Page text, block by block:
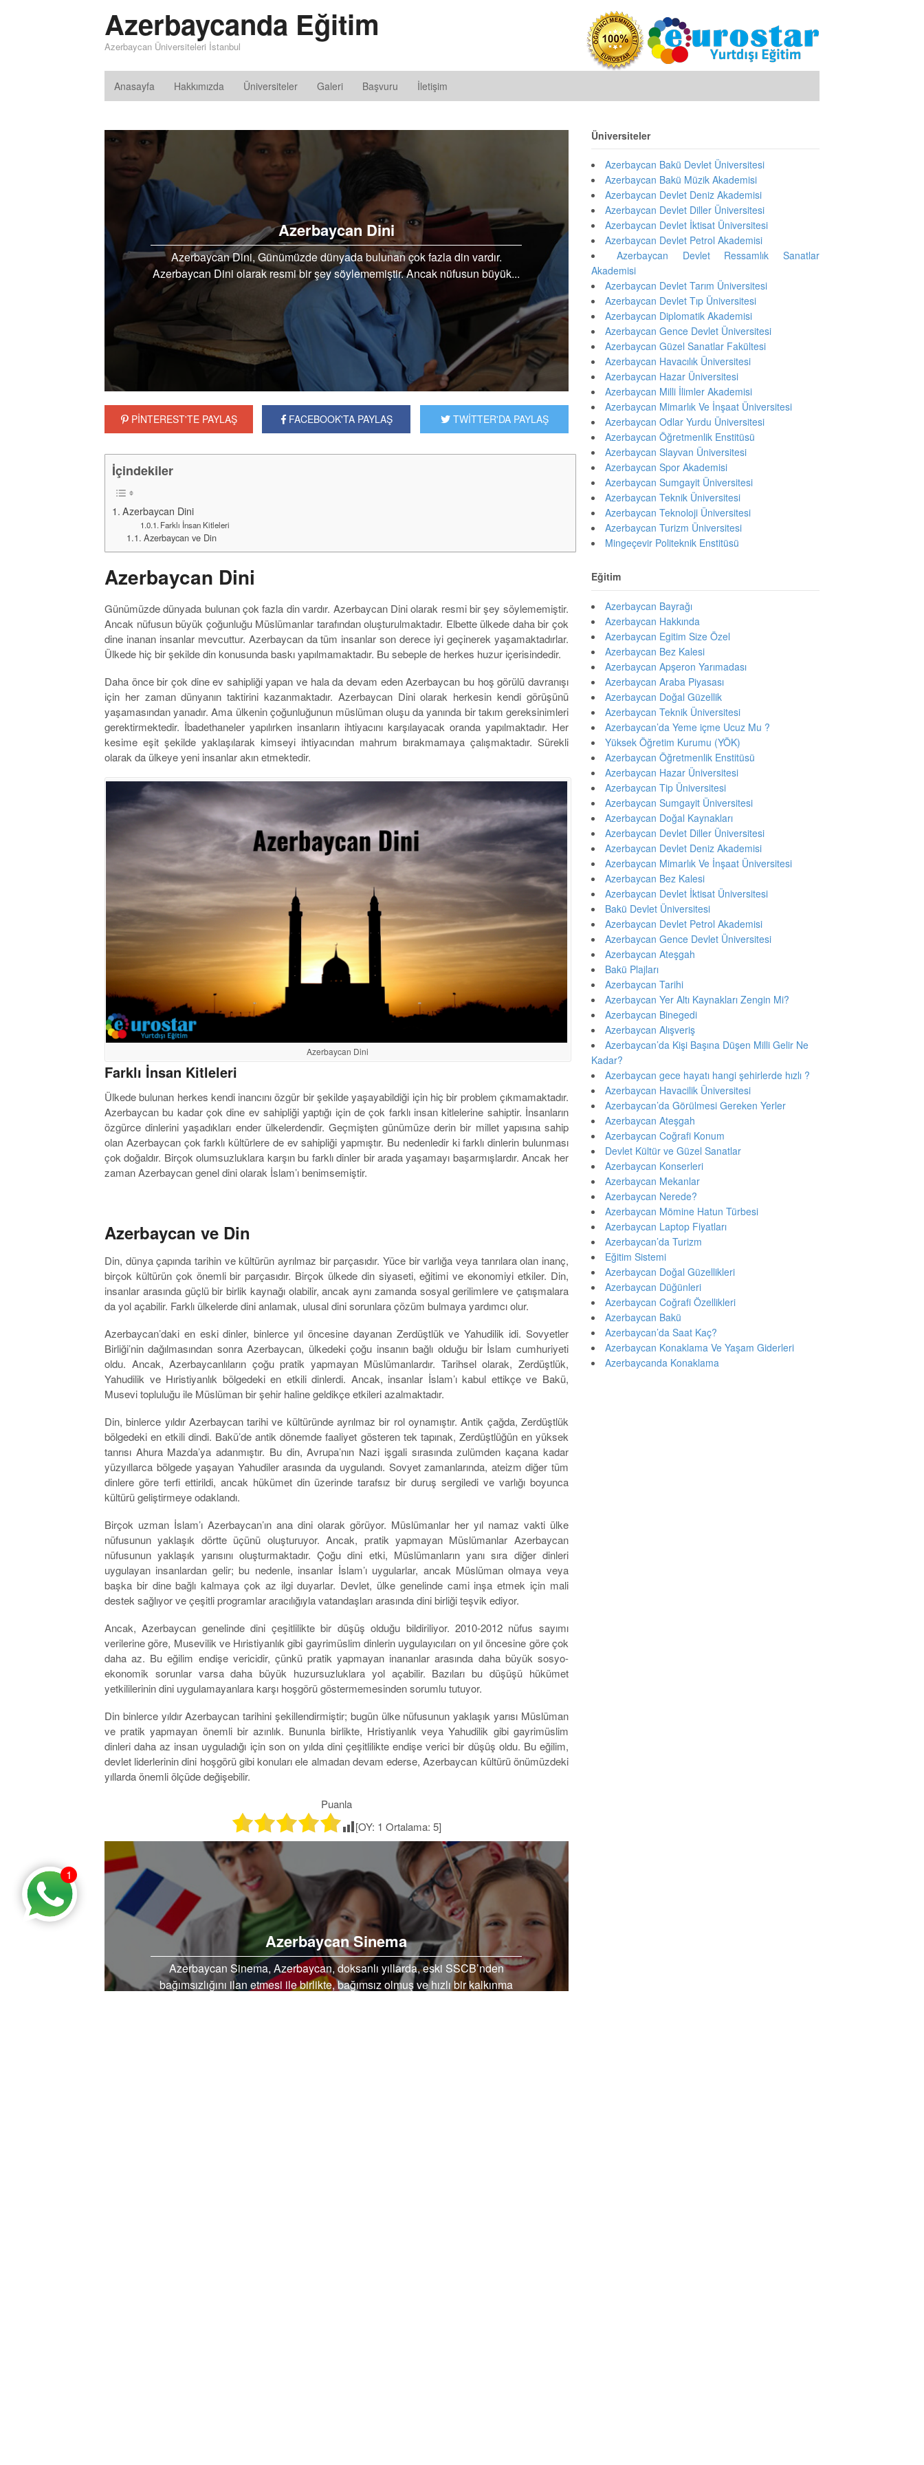
Azerbaycanda Eğitim
Azerbaycan Üniversiteleri İstanbul
Anasayfa Hakkımızda Üniversiteler Galeri Başvuru İletişim
Azerbaycan Dini
Azerbaycan Dini, Günümüzde dünyada bulunan çok fazla din vardır.
Azerbaycan Dini olarak resmi bir şey söylememiştir. Ancak nüfusun büyük...
PİNTEREST'TE PAYLAŞ FACEBOOK'TA PAYLAŞ TWİTTER'DA PAYLAŞ
İçindekiler
Azerbaycan Dini
Farklı İnsan Kitleleri
Azerbaycan ve Din
Azerbaycan Dini
Günümüzde dünyada bulunan çok fazla din vardır. Azerbaycan Dini olarak resmi bir şey söylememiştir.
Ancak nüfusun büyük çoğunluğu Müslümanlar tarafından oluşturulmaktadır. Elbette ülkede daha bir çok
dine inanan insanlar mevcuttur. Azerbaycan da tüm insanlar son derece iyi geçinerek yaşamaktadırlar.
Ülkede hiç bir şekilde din konusunda baskı yapılmamaktadır. Bu sebeple de herkes huzur içerisindedir.
Daha önce bir çok dine ev sahipliği yapan ve hala da devam eden Azerbaycan bu hoş görülü davranışı
için her zaman dünyanın taktirini kazanmaktadır. Azerbaycan Dini olarak herkesin kendi görüşünü
yaşamasından yanadır. Ama ülkenin çoğunluğunun müslüman oluşu da yanında bir takım gereksinimleri
gerektirmektedir. İbadethaneler yapılırken insanların ihtiyacını karşılayacak oranda yapılmaktadır. Her
kesime eşit şekilde yaklaşılarak kimseyi ihtiyacından mahrum bırakmamaya çalışmaktadır. Sürekli
olarak da ülkeye yeni insanlar akın etmektedir.
Azerbaycan Dini
Farklı İnsan Kitleleri
Ülkede bulunan herkes kendi inancını özgür bir şekilde yaşayabildiği için hiç bir problem çıkmamaktadır.
Azerbaycan bu kadar çok dine ev sahipliği yaptığı için de çok farklı insan kitlelerine sahiptir. İnsanların
özgürce dinlerini yaşadıkları ender ülkelerdendir. Geçmişten günümüze derin bir millet yapısına sahip
olan Azerbaycan çok farklı kültürlere de ev sahipliği yapmıştır. Bu nedenledir ki farklı dinlerin bulunması
çok doğaldır. Birçok olumsuzluklara karşın bu farklı dinler bir arada yaşamayı başarmışlardır. Ancak her
zaman Azerbaycan genel dini olarak İslam’ı benimsemiştir.
Azerbaycan ve Din
Din, dünya çapında tarihin ve kültürün ayrılmaz bir parçasıdır. Yüce bir varlığa veya tanrılara olan inanç,
birçok kültürün çok önemli bir parçasıdır. Birçok ülkede din siyaseti, eğitimi ve ekonomiyi etkiler. Din,
insanlar arasında güçlü bir birlik kaynağı olabilir, ancak aynı zamanda sosyal gerilimlere ve çatışmalara
da yol açabilir. Farklı ülkelerde dini anlamak, ulusal dini sorunlara çözüm bulmaya yardımcı olur.
Azerbaycan’daki en eski dinler, binlerce yıl öncesine dayanan Zerdüştlük ve Yahudilik idi. Sovyetler
Birliği’nin dağılmasından sonra Azerbaycan, ülkedeki çoğu insanın bağlı olduğu bir İslam cumhuriyeti
oldu. Ancak, Azerbaycanlıların çoğu pratik yapmayan Müslümanlardır. Tarihsel olarak, Zerdüştlük,
Yahudilik ve Hıristiyanlık bölgedeki en etkili dinlerdi. Ancak, insanlar İslam’ı kabul ettikçe ve Bakü,
Musevi topluluğu ile Müslüman bir şehir haline geldikçe etkileri azalmaktadır.
Din, binlerce yıldır Azerbaycan tarihi ve kültüründe ayrılmaz bir rol oynamıştır. Antik çağda, Zerdüştlük
bölgedeki en etkili dindi. Bakü’de antik dönemde faaliyet gösteren tek tapınak, Zerdüştlüğün en yüksek
tanrısı Ahura Mazda’ya adanmıştır. Bu din, Avrupa’nın Nazi işgali sırasında zulümden kaçana kadar
yüzyıllarca bölgede yaşayan Yahudiler arasında da uygulandı. Sovyet zamanlarında, ateizm diğer tüm
dinlere göre terfi ettirildi, ancak hükümet din üzerinde tarafsız bir duruş sergiledi ve varlığı boyunca
kültürü geliştirmeye odaklandı.
Birçok uzman İslam’ı Azerbaycan’ın ana dini olarak görüyor. Müslümanlar her yıl namaz vakti ülke
nüfusunun yaklaşık dörtte üçünü oluşturuyor. Ancak, pratik yapmayan Müslümanlar Azerbaycan
nüfusunun yaklaşık yarısını oluşturmaktadır. Çoğu dini etki, Müslümanların yanı sıra diğer dinleri
uygulayan insanlardan gelir; bu nedenle, insanlar İslam’ı uygularlar, ancak Müslüman olmaya veya
başka bir dine bağlı kalmaya çok az ilgi duyarlar. Devlet, ülke genelinde cami inşa etmek için mali
destek sağlıyor ve çeşitli programlar aracılığıyla vatandaşları arasında dini birliği teşvik ediyor.
Ancak, Azerbaycan genelinde dini çeşitlilikte bir düşüş olduğu bildiriliyor. 2010-2012 nüfus sayımı
verilerine göre, Musevilik ve Hıristiyanlık gibi gayrimüslim dinlerin uygulayıcıları on yıl öncesine göre çok
daha az. Bu eğilim endişe vericidir, çünkü pratik yapmayan inananlar arasında daha büyük sosyo-
ekonomik sorunlar varsa daha büyük huzursuzluklara yol açabilir. Bazıları bu düşüşü hükümet
yetkililerinin dini uygulamayanlara karşı hoşgörü göstermemesinden sorumlu tutuyor.
Din binlerce yıldır Azerbaycan tarihini şekillendirmiştir; bugün ülke nüfusunun yaklaşık yarısı Müslüman
ve pratik yapmayan önemli bir azınlık. Bununla birlikte, Hristiyanlık veya Yahudilik gibi gayrimüslim
dinleri daha az insan uyguladığı için son on yılda dini çeşitlilikte endişe verici bir düşüş oldu. Bu eğilim,
devlet liderlerinin dini hoşgörü gibi konuları ele almadan devam ederse, Azerbaycan kültürü önümüzdeki
yıllarda önemli ölçüde değişebilir.
Puanla
[OY: 1 Ortalama: 5]
Azerbaycan Sinema
Azerbaycan Sinema, Azerbaycan, doksanlı yıllarda, eski SSCB’nden
bağımsızlığını ilan etmesi ile birlikte, bağımsız olmuş ve hızlı bir kalkınma
Üniversiteler
Azerbaycan Bakü Devlet Üniversitesi
Azerbaycan Bakü Müzik Akademisi
Azerbaycan Devlet Deniz Akademisi
Azerbaycan Devlet Diller Üniversitesi
Azerbaycan Devlet İktisat Üniversitesi
Azerbaycan Devlet Petrol Akademisi
Azerbaycan Devlet Ressamlık Sanatlar
Akademisi
Azerbaycan Devlet Tarım Üniversitesi
Azerbaycan Devlet Tıp Üniversitesi
Azerbaycan Diplomatik Akademisi
Azerbaycan Gence Devlet Üniversitesi
Azerbaycan Güzel Sanatlar Fakültesi
Azerbaycan Havacılık Üniversitesi
Azerbaycan Hazar Üniversitesi
Azerbaycan Milli İlimler Akademisi
Azerbaycan Mimarlık Ve İnşaat Üniversitesi
Azerbaycan Odlar Yurdu Üniversitesi
Azerbaycan Öğretmenlik Enstitüsü
Azerbaycan Slayvan Üniversitesi
Azerbaycan Spor Akademisi
Azerbaycan Sumgayit Üniversitesi
Azerbaycan Teknik Üniversitesi
Azerbaycan Teknoloji Üniversitesi
Azerbaycan Turizm Üniversitesi
Mingeçevir Politeknik Enstitüsü
Eğitim
Azerbaycan Bayrağı
Azerbaycan Hakkında
Azerbaycan Egitim Size Özel
Azerbaycan Bez Kalesi
Azerbaycan Apşeron Yarımadası
Azerbaycan Araba Piyasası
Azerbaycan Doğal Güzellik
Azerbaycan Teknik Üniversitesi
Azerbaycan’da Yeme içme Ucuz Mu ?
Yüksek Öğretim Kurumu (YÖK)
Azerbaycan Öğretmenlik Enstitüsü
Azerbaycan Hazar Üniversitesi
Azerbaycan Tip Üniversitesi
Azerbaycan Sumgayit Üniversitesi
Azerbaycan Doğal Kaynakları
Azerbaycan Devlet Diller Üniversitesi
Azerbaycan Devlet Deniz Akademisi
Azerbaycan Mimarlık Ve İnşaat Üniversitesi
Azerbaycan Bez Kalesi
Azerbaycan Devlet İktisat Üniversitesi
Bakü Devlet Üniversitesi
Azerbaycan Devlet Petrol Akademisi
Azerbaycan Gence Devlet Üniversitesi
Azerbaycan Ateşgah
Bakü Plajları
Azerbaycan Tarihi
Azerbaycan Yer Altı Kaynakları Zengin Mi?
Azerbaycan Binegedi
Azerbaycan Alışveriş
Azerbaycan’da Kişi Başına Düşen Milli Gelir Ne
Kadar?
Azerbaycan gece hayatı hangi şehirlerde hızlı ?
Azerbaycan Havacilik Üniversitesi
Azerbaycan’da Görülmesi Gereken Yerler
Azerbaycan Ateşgah
Azerbaycan Coğrafi Konum
Devlet Kültür ve Güzel Sanatlar
Azerbaycan Konserleri
Azerbaycan Mekanlar
Azerbaycan Nerede?
Azerbaycan Mömine Hatun Türbesi
Azerbaycan Laptop Fiyatları
Azerbaycan’da Turizm
Eğitim Sistemi
Azerbaycan Doğal Güzellikleri
Azerbaycan Düğünleri
Azerbaycan Coğrafi Özellikleri
Azerbaycan Bakü
Azerbaycan’da Saat Kaç?
Azerbaycan Konaklama Ve Yaşam Giderleri
Azerbaycanda Konaklama
1